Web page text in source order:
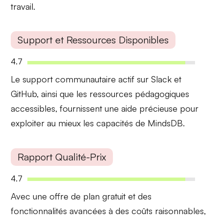
travail.
Support et Ressources Disponibles
4.7
Lesupport communautaire actif sur Slack et
GitHub, ainsi que les ressources pédagogiques
accessibles, fournissent une aide précieuse pour
exploiter au mieux les capacités de MindsDB.
Rapport Qualité-Prix
4.7
Avec une offre de plan gratuit et des
fonctionnalités avancées à des coûts raisonnables,